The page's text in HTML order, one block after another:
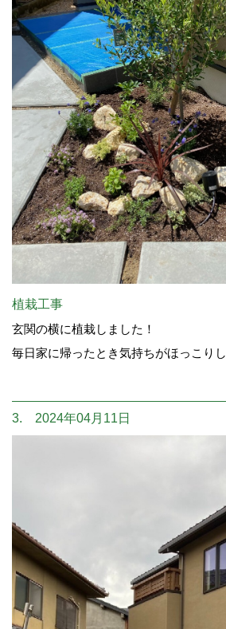
植栽工事
玄関の横に植栽しました！
毎日家に帰ったとき気持ちがほっこり
3. 2024年04月11日